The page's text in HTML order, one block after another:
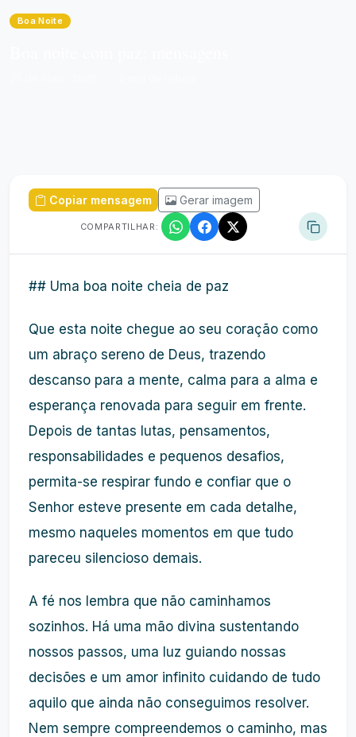
Boa Noite
Copiar mensagem Gerar imagem
COMPARTILHAR:
## Uma boa noite cheia de paz
Que esta noite chegue ao seu coração como
um abraço sereno de Deus, trazendo
descanso para a mente, calma para a alma e
esperança renovada para seguir em frente.
Depois de tantas lutas, pensamentos,
responsabilidades e pequenos desafios,
permita-se respirar fundo e confiar que o
Senhor esteve presente em cada detalhe,
mesmo naqueles momentos em que tudo
pareceu silencioso demais.
A fé nos lembra que não caminhamos
sozinhos. Há uma mão divina sustentando
nossos passos, uma luz guiando nossas
decisões e um amor infinito cuidando de tudo
aquilo que ainda não conseguimos resolver.
Nem sempre compreendemos o caminho, mas